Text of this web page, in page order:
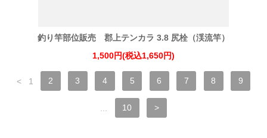
釣り竿部位販売 郡上テンカラ 3.8 尻栓（渓流竿）
1,500円(税込1,650円)
< 1 2 3 4 5 6 7 8 9
10 >